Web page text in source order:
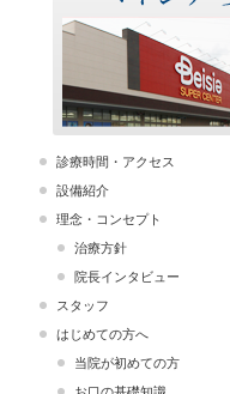
診療時間・アクセス
設備紹介
理念・コンセプト
治療方針
院長インタビュー
スタッフ
はじめての方へ
当院が初めての方
お口の基礎知識